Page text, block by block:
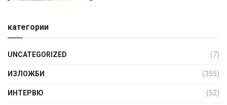
категории
UNCATEGORIZED (7)
ИЗЛОЖБИ (355)
ИНТЕРВЮ (52)